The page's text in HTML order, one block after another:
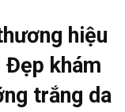
hiệu
Đẹp khám
trắng da